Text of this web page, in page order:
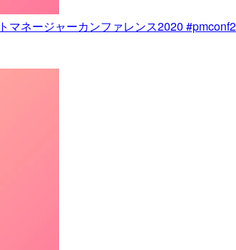
マネージャーカンファレンス2020